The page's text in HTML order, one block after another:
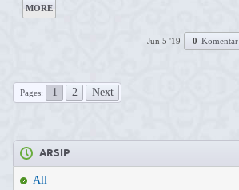
... MORE
Jun 5 '19 0 Komentar
Pages: 1 2 Next
ARSIP
All